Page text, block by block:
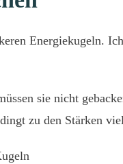
Energiekugeln.
sie nicht
zu den Stärken